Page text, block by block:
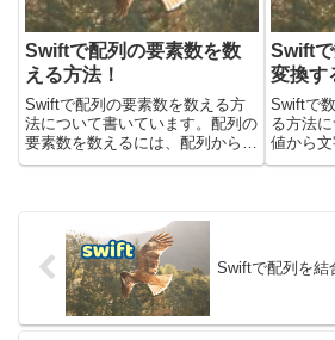
Swiftで配列の要素数を数
える方法！
Swiftで配列の要素数を数える方
法について書いています。配列の
要素数を数えるには、配列から
countを呼び出すだけです。サン
要素数を数える方法Swiftで配列
の要素数を数...
Swift
変換す
Swiftで
る方法
値から
Stringを
Swiftで配列を結